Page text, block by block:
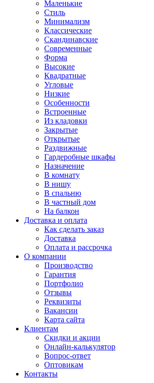
Маленькие
Стиль
Минимализм
Классические
Скандинавские
Современные
Форма
Высокие
Квадратные
Угловые
Низкие
Особенности
Встроенные
Из кладовки
Закрытые
Открытые
Раздвижные
Гардеробные шкафы
Назначение
В комнату
В нишу
В спальню
В частный дом
На балкон
Доставка и оплата
Как сделать заказ
Доставка
Оплата и рассрочка
О компании
Производство
Гарантия
Портфолио
Отзывы
Реквизиты
Вакансии
Карта сайта
Клиентам
Скидки и акции
Онлайн-калькулятор
Вопрос-ответ
Оптовикам
Контакты